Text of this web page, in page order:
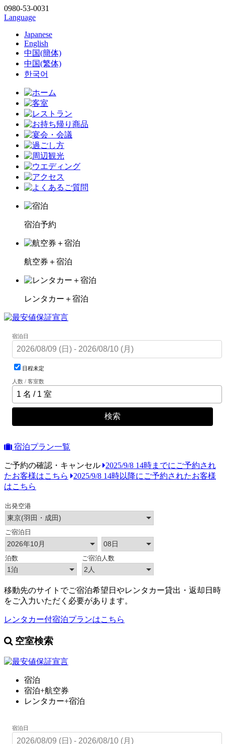
0980-53-0031
Language
Japanese
English
中国(簡体)
中国(繁体)
한국어
宿泊予約
航空券＋宿泊
レンタカー＋宿泊
宿泊日
日程未定
人数 / 客室数
検索
宿泊プラン一覧
ご予約の確認・キャンセル
2025/9/8 14時までにご予約され
たお客様はこちら
2025/9/8 14時以降にご予約されたお客様
はこちら
移動先のサイトでご宿泊希望日やレンタカー貸出・返却日時
をご入力いただく必要があります。
レンタカー付宿泊プランはこちら
空室検索
宿泊
宿泊+航空券
レンタカー+宿泊
宿泊日